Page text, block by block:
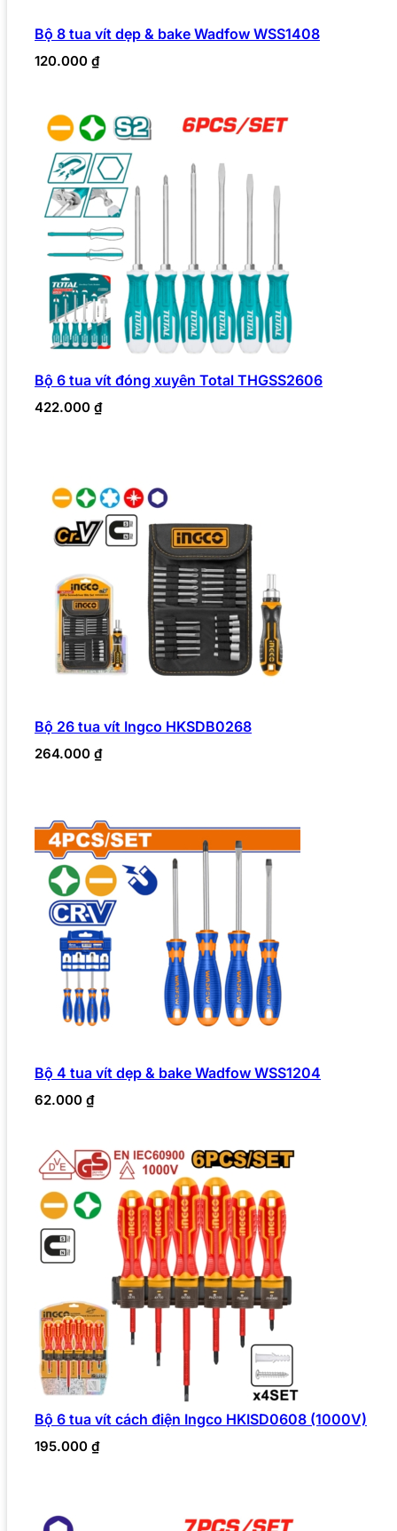
Bộ 8 tua vít dẹp & bake Wadfow WSS1408
120.000 ₫
Bộ 6 tua vít đóng xuyên Total THGSS2606
422.000 ₫
Bộ 26 tua vít Ingco HKSDB0268
264.000 ₫
Bộ 4 tua vít dẹp & bake Wadfow WSS1204
62.000 ₫
Bộ 6 tua vít cách điện Ingco HKISD0608 (1000V)
195.000 ₫